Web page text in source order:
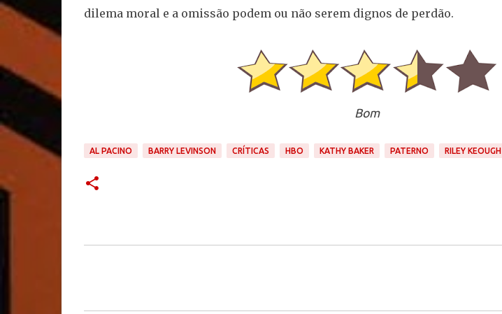
dilema moral e a omissão podem ou não serem dignos de perdão.
Bom
AL PACINO BARRY LEVINSON CRÍTICAS HBO KATHY BAKER PATERNO RILEY KEOUGH